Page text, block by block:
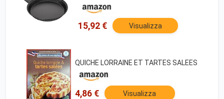
cm
15,92 € Visualizza
QUICHE LORRAINE ET TARTES SALEES
4,86 € Visualizza